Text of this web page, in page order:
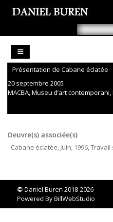
Présentation de Cabane éclatée
20 septembre 2005
MACBA, Museu d’art
Oeuvre(s) associée(s)
- Cabane éclatée, Juin, 1996, Travail
© Daniel Buren 2018-2026
Powered ByBillWebStudio